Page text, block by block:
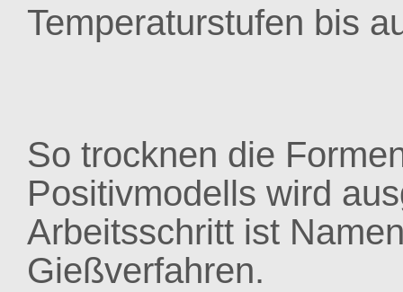
Temperaturstufen bis
So trocknen die
Positivmodells wird
Arbeitsschritt ist
Gießverfahren.